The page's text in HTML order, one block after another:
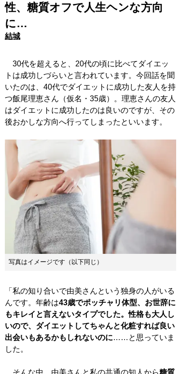
性、糖質オフで人生ヘンな方向
に…
結城
30代を超えると、20代の頃に比べてダイエッ
トは成功しづらいと言われています。今回話を聞
いたのは、40代でダイエットに成功した友人を持
つ飯尾理恵さん（仮名・35歳）。理恵さんの友人
はダイエットに成功したのは良いのですが、その
後おかしな方向へ行ってしまったといいます。
写真はイメージです（以下同じ）
「私の知り合いで由美さんという独身の人がいる
んです。年齢は43歳でポッチャリ体型、お世辞に
もキレイと言えないタイプでした。性格も大人し
いので、ダイエットしてちゃんと化粧すれば良い
出会いもあるかもしれないのに……と思っていま
した。